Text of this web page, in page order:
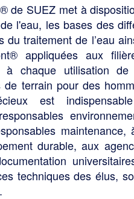
de SUEZ met à
l'eau, les bases des
du traitement de l’eau
appliquées aux
chaque utilisation de
terrain pour des
est
maintenance,
durable, aux
techniques des élus,